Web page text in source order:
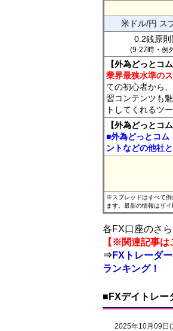
米ドル/円 ス
0.2銭原則
(9-27時・例
【外為どっとコ
業界最狭水準の
ての初心者から
習コンテンツも
トしてくれるツ
【外為どっとコ
■外為どっとコム
ントなどの他社
※スプレッドはすべて例
ます。最新の情報はザ
各FX口座のさ
【※関連記事は
⇒FXトレーダ
ランキング！
■FXデイトレー
2025年10月09日